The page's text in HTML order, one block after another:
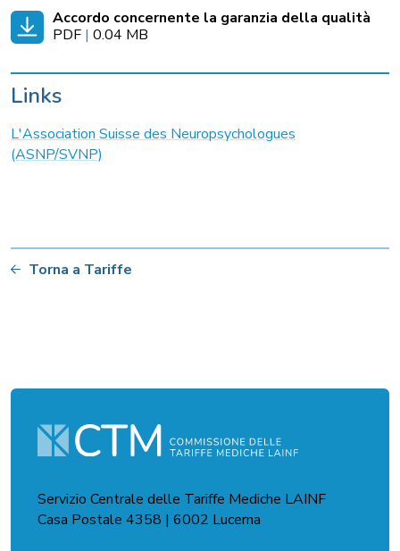
Accordo concernente la garanzia della qualità
PDF | 0.04 MB
Links
L'Association Suisse des Neuropsychologues
(ASNP/SVNP)
Torna a Tariffe
Servizio Centrale delle Tariffe Mediche LAINF
Casa Postale 4358 | 6002 Lucerna